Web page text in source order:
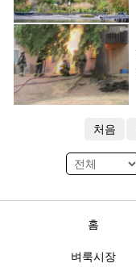
처음
홈
벼룩시장